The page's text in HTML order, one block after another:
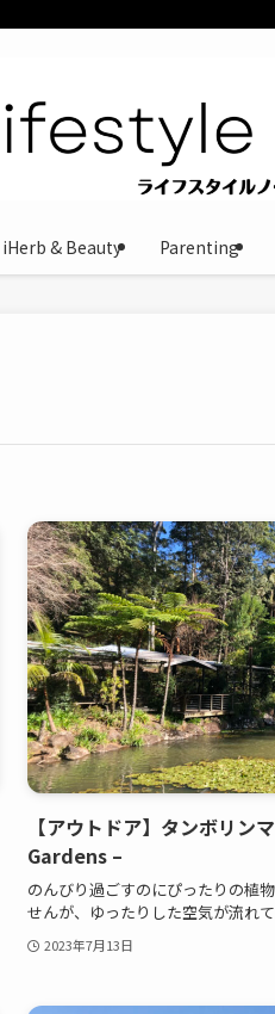
iHerb & Beauty Parenting
【アウトドア】タンボリン
Gardens –
のんびり過ごすのにぴったりの植
せんが、ゆったりした空気が流れて
2023年7月13日